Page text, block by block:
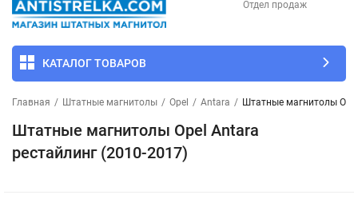
Отдел продаж
КАТАЛОГ ТОВАРОВ
Главная / Штатные магнитолы / Opel / Antara / Штатные магнитолы
Штатные магнитолы Opel Antara
рестайлинг (2010-2017)